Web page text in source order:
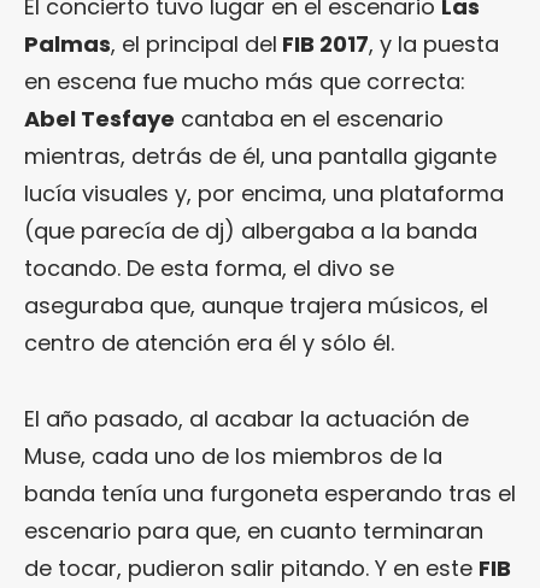
El concierto tuvo lugar en el escenario Las
Palmas, el principal del FIB 2017, y la puesta
en escena fue mucho más que correcta:
Abel Tesfaye cantaba en el escenario
mientras, detrás de él, una pantalla gigante
lucía visuales y, por encima, una plataforma
(que parecía de dj) albergaba a la banda
tocando. De esta forma, el divo se
aseguraba que, aunque trajera músicos, el
centro de atención era él y sólo él.
El año pasado, al acabar la actuación de
Muse, cada uno de los miembros de la
banda tenía una furgoneta esperando tras el
escenario para que, en cuanto terminaran
de tocar, pudieron salir pitando. Y en este FIB